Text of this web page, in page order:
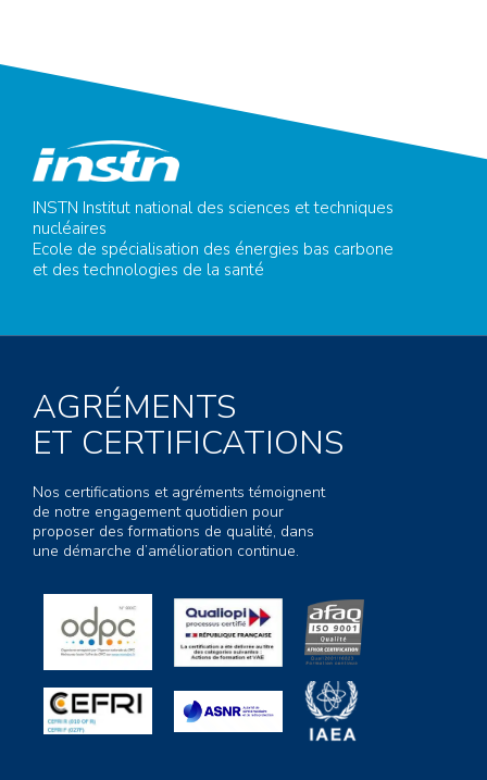
INSTN Institut national des sciences et techniques
nucléaires
Ecole de spécialisation des énergies bas carbone
et des technologies de la santé
AGRÉMENTS
ET CERTIFICATIONS
Nos certifications et agréments témoignent
de notre engagement quotidien pour
proposer des formations de qualité, dans
une démarche d’amélioration continue.